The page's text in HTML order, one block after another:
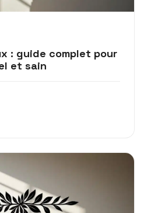
: guide complet pour
et sain